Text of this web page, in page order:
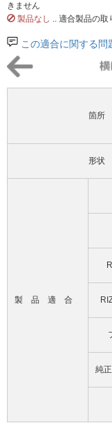
きません
製品なし .. 適合製品の取
この適合に関する問
箇所
形状
製品適合
純